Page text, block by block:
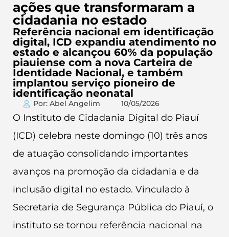
ações que transformaram a
cidadania no estado
Referência nacional em identificação
digital, ICD expandiu atendimento no
estado e alcançou 60% da população
piauiense com a nova Carteira de
Identidade Nacional, e também
implantou serviço pioneiro de
identificação neonatal
Por: Abel Angelim 10/05/2026
O Instituto de Cidadania Digital do Piauí
(ICD) celebra neste domingo (10) três anos
de atuação consolidando importantes
avanços na promoção da cidadania e da
inclusão digital no estado. Vinculado à
Secretaria de Segurança Pública do Piauí, o
instituto se tornou referência nacional na